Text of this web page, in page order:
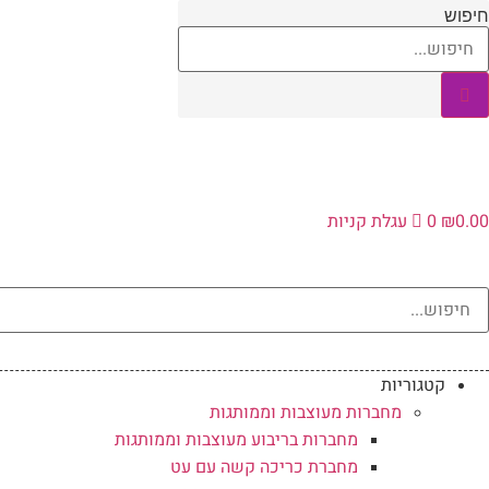
דלג
לתוכן
חיפוש
₪0.00
0 עגלת קניות
קטגוריות
מחברות מעוצבות וממותגות
מחברות בריבוע מעוצבות וממותגות
מחברת כריכה קשה עם עט